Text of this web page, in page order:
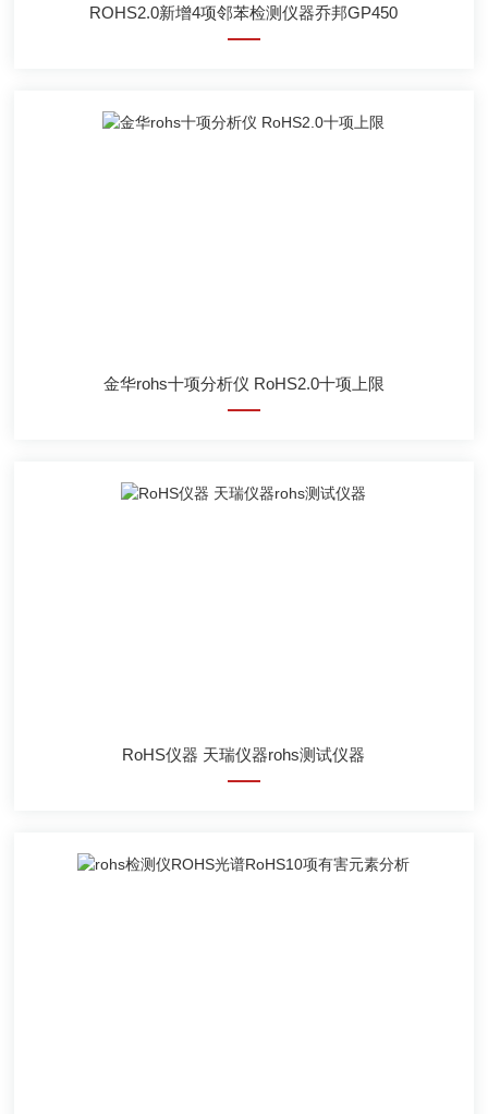
ROHS2.0新增4项邻苯检测仪器乔邦GP450
金华rohs十项分析仪 RoHS2.0十项上限
RoHS仪器 天瑞仪器rohs测试仪器